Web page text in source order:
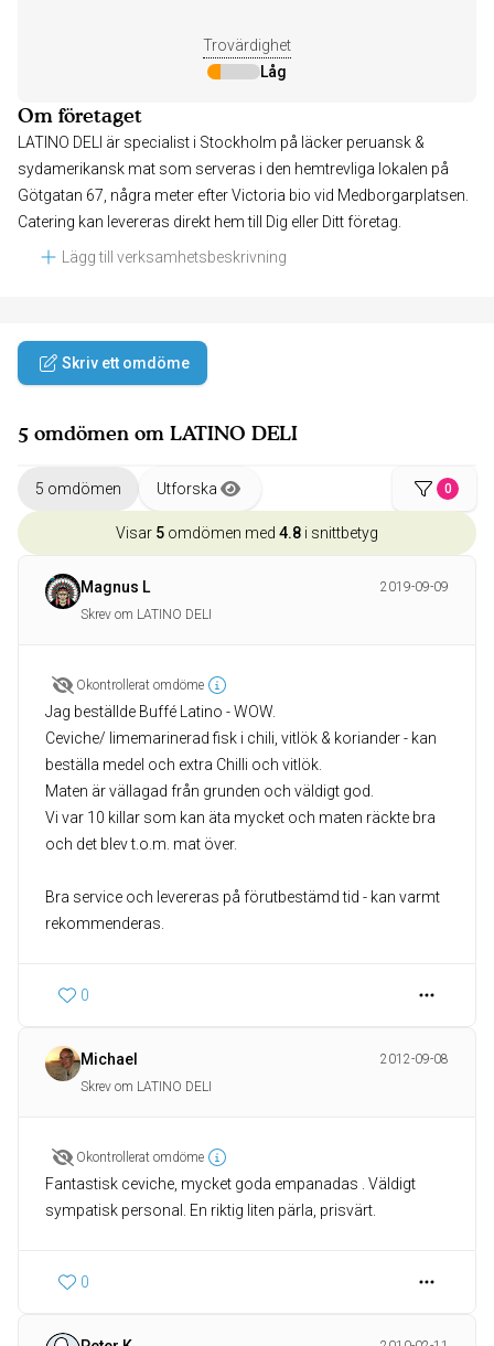
Trovärdighet
Låg
Om företaget
LATINO DELI är specialist i Stockholm på läcker peruansk &
sydamerikansk mat som serveras i den hemtrevliga lokalen på
Götgatan 67, några meter efter Victoria bio vid Medborgarplatsen.
Catering kan levereras direkt hem till Dig eller Ditt företag.
Lägg till verksamhetsbeskrivning
Skriv ett omdöme
5 omdömen om LATINO DELI
5 omdömen Utforska 0
Visar 5 omdömen med 4.8 i snittbetyg
Magnus L
2019-09-09
Skrev om LATINO DELI
Okontrollerat omdöme
Jag beställde Buffé Latino - WOW.
Ceviche/ limemarinerad fisk i chili, vitlök & koriander - kan
beställa medel och extra Chilli och vitlök.
Maten är vällagad från grunden och väldigt god.
Vi var 10 killar som kan äta mycket och maten räckte bra
och det blev t.o.m. mat över.
Bra service och levereras på förutbestämd tid - kan varmt
rekommenderas.
0
Michael
2012-09-08
Skrev om LATINO DELI
Okontrollerat omdöme
Fantastisk ceviche, mycket goda empanadas . Väldigt
sympatisk personal. En riktig liten pärla, prisvärt.
0